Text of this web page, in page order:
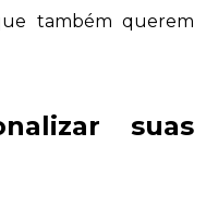
também querem
suas